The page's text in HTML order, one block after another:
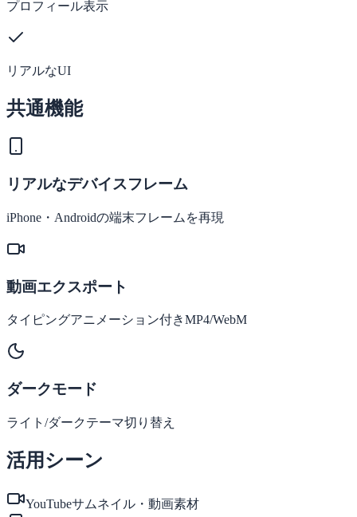
プロフィール表示
リアルなUI
共通機能
リアルなデバイスフレーム
iPhone・Androidの端末フレームを再現
動画エクスポート
タイピングアニメーション付きMP4/WebM
ダークモード
ライト/ダークテーマ切り替え
活用シーン
YouTubeサムネイル・動画素材